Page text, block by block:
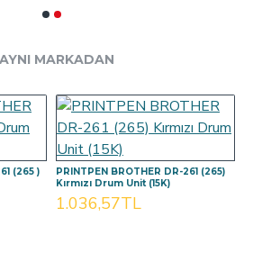
AYNI MARKADAN
(265 )
PRINTPEN BROTHER DR-261 (265)
Kırmızı Drum Unit (15K)
1.036,57TL